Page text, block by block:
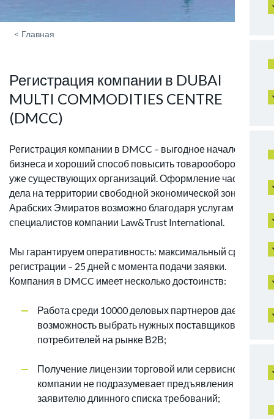
< Главная
Регистрация компании в DUBAI
MULTI COMMODITIES CENTRE
(DMCC)
Регистрация компании в DMCC – выгодное начало для
бизнеса и хороший способ повысить товарооборот для
уже существующих организаций. Оформление частного
дела на территории свободной экономической зон
Арабских Эмиратов возможно благодаря услугам
специалистов компании Law&Trust International.
Мы гарантируем оперативность: максимальный срок
регистрации – 25 дней с момента подачи заявки.
Компания в DMCC имеет несколько достоинств:
Работа среди 10000 деловых партнеров дает
возможность выбрать нужных поставщиков и
потребителей на рынке В2В;
Получение лицензии торговой или сервисной
компании не подразумевает предъявления к
заявителю длинного списка требований;